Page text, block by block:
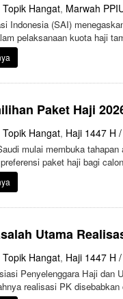
Topik Hangat, Marwah
Indonesia (SAI)
pelaksanaan kuota haji
Paket Haji
Topik Hangat, Haji 1447 H
mulai membuka
paket haji bagi
Utama
Topik Hangat, Haji 1447 H
Penyelenggara Haji dan
realisasi PK